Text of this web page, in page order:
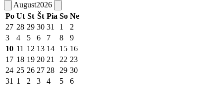
August2026
Po Ut St Št Pia So Ne
27 28 29 30 31 1
2
3
4 5 6 7 8
9
10 11 12 13 14 15 16
17 18 19 20 21 22 23
24 25 26 27 28 29 30
31 1 2 3 4 5 6